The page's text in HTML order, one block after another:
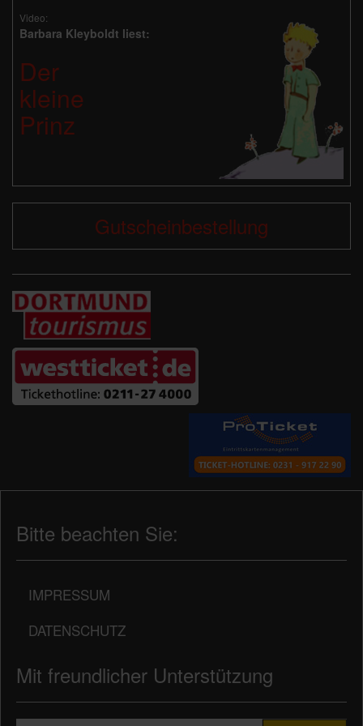
Video:
Barbara Kleyboldt liest:
Der
kleine
Prinz
Gutscheinbestellung
Bitte beachten Sie:
IMPRESSUM
DATENSCHUTZ
Mit freundlicher Unterstützung